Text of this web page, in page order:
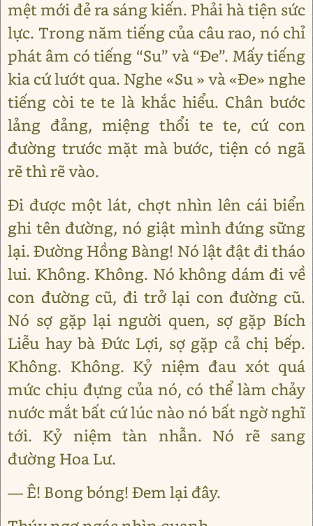
mệt mới đẻ ra sáng kiến. Phải hà tiện sức
lực. Trong năm tiếng của câu rao, nó chỉ
phát âm có tiếng “Su” và “Đe”. Mấy tiếng
kia cứ lướt qua. Nghe «Su » và «Đe» nghe
tiếng còi te te là khắc hiểu. Chân bước
lảng đảng, miệng thổi te te, cứ con
đường trước mặt mà bước, tiện có ngã
rẽ thì rẽ vào.
Đi được một lát, chợt nhìn lên cái biển
ghi tên đường, nó giật mình đứng sững
lại. Đường Hồng Bàng! Nó lật đật đi tháo
lui. Không. Không. Nó không dám đi về
con đường cũ, đi trở lại con đường cũ.
Nó sợ gặp lại người quen, sợ gặp Bích
Liễu hay bà Đức Lợi, sợ gặp cả chị bếp.
Không. Không. Kỷ niệm đau xót quá
mức chịu đựng của nó, có thể làm chảy
nước mắt bất cứ lúc nào nó bất ngờ nghĩ
tới. Kỷ niệm tàn nhẫn. Nó rẽ sang
đường Hoa Lư.
— Ê! Bong bóng! Đem lại đây.